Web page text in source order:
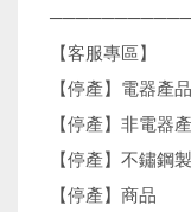
【客服專區】
【停產】電器產品
【停產】非電器
【停產】不鏽鋼
【停產】商品